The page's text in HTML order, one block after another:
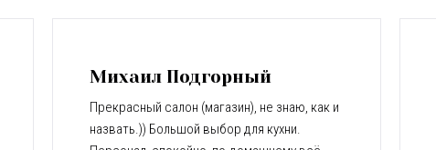
​Михаил Подгорный
Прекрасный салон (магазин), не знаю, как и
назвать.)) Большой выбор для кухни.